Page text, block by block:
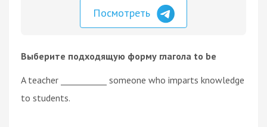
Посмотреть
Выберите подходящую форму глагола to be
A teacher ___________ someone who imparts knowledge
to students.